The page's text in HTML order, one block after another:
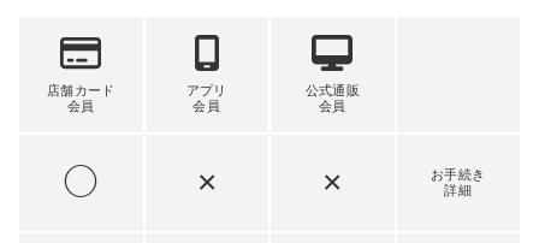
店舗カード
会員
アプリ
会員
公式通販
会員
◯ × ×
お手続き
詳細